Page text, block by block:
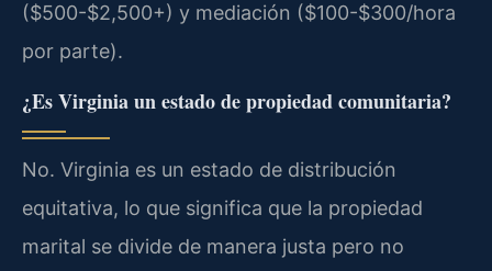
($500-$2,500+) y mediación ($100-$300/hora
por parte).
¿Es Virginia un estado de propiedad comunitaria?
No. Virginia es un estado de distribución
equitativa, lo que significa que la propiedad
marital se divide de manera justa pero no